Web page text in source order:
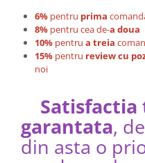
6% pentru prima
8% pentru cea de-a doua
10% pentru a treia
15% pentru review cu
noi
Satisfactia
garantata,
din asta o